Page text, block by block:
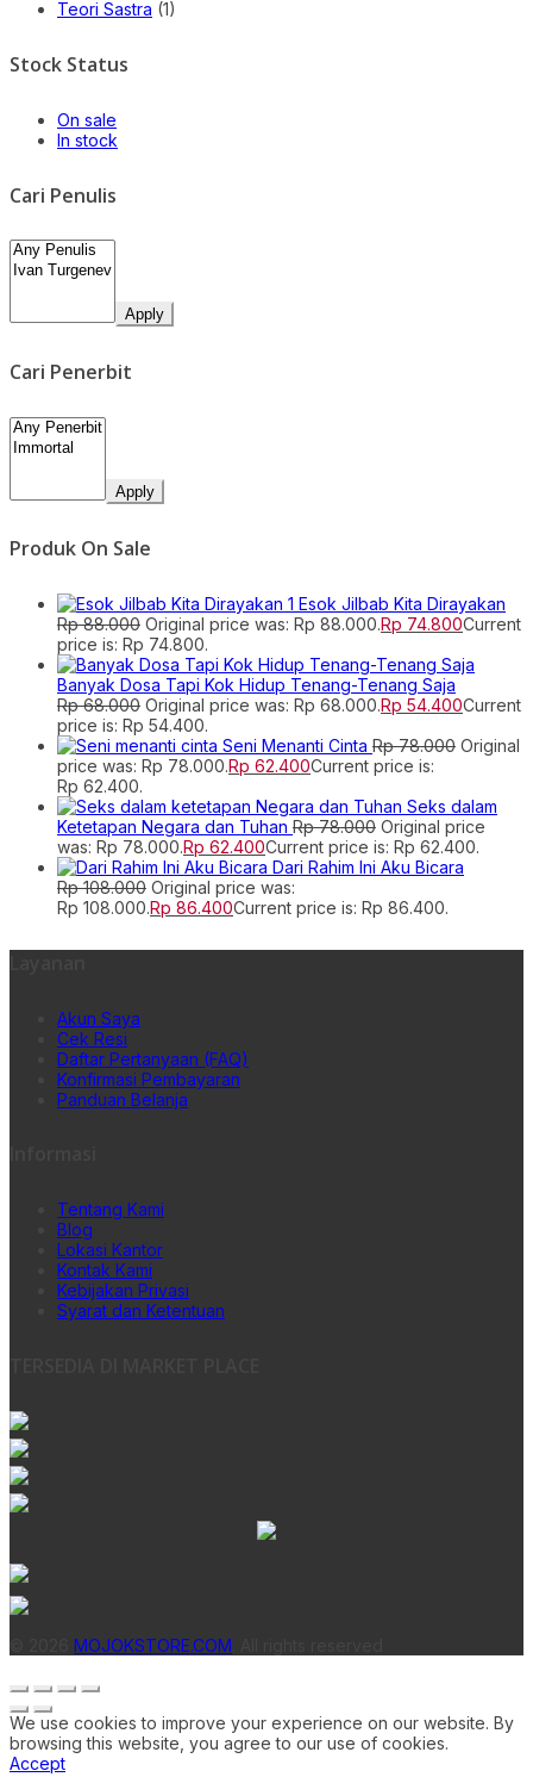
Teori Sastra (1)
Stock Status
On sale
In stock
Cari Penulis
Apply
Cari Penerbit
Apply
Produk On Sale
Esok Jilbab Kita Dirayakan
Rp88.000 Original price was: Rp 88.000.Rp 74.800Current
price is: Rp 74.800.
Banyak Dosa Tapi Kok Hidup Tenang-Tenang Saja
Rp68.000 Original price was: Rp 68.000.Rp 54.400Current
price is: Rp 54.400.
Seni Menanti Cinta Rp78.000 Original
price was: Rp 78.000.Rp 62.400Current price is:
Rp 62.400.
Seks dalam
Ketetapan Negara dan Tuhan Rp78.000 Original price
was: Rp 78.000.Rp 62.400Current price is: Rp 62.400.
Dari Rahim Ini Aku Bicara
Rp108.000 Original price was:
Rp 108.000.Rp 86.400Current price is: Rp 86.400.
Akun Saya
Cek Resi
Daftar Pertanyaan (FAQ)
Konfirmasi Pembayaran
Panduan Belanja
Tentang Kami
Blog
Lokasi Kantor
Kontak Kami
Kebijakan Privasi
Syarat dan Ketentuan
MOJOKSTORE.COM
We use cookies to improve your experience on our website. By
browsing this website, you agree to our use of cookies.
Accept